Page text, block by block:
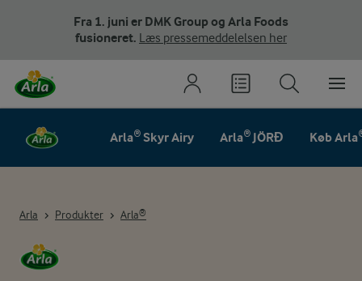
Fra 1. juni er DMK Group og Arla Foods
fusioneret. Læs pressemeddelelsen her
Arla® Skyr Airy Arla® JÖRĐ Køb
Arla Produkter Arla®